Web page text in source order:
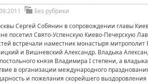
Без рубрики
Сергей Собянин в сопровождении главы
посетил Свято-Успенскую Киево-Печерскую
встречали наместник монастыря
и Вишневский Александр. Владыка
князя Владимира I степени, а
в организации международного
и пожелания скорейшего